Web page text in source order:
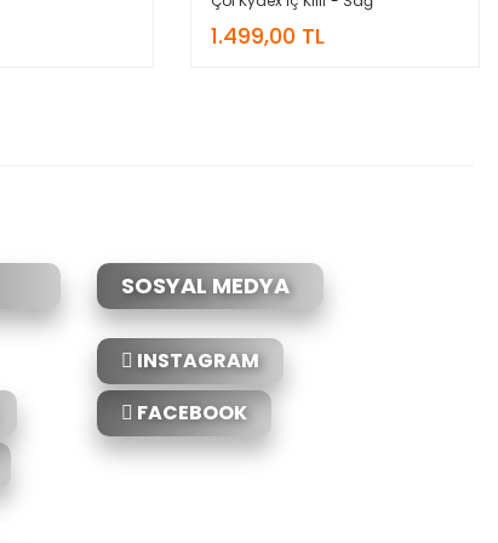
1.499,00 TL
SOSYAL MEDYA
INSTAGRAM
FACEBOOK